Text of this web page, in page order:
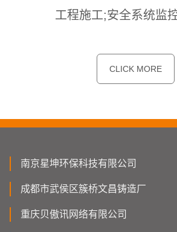
工程施工;安全系统监
CLICK MORE
南京星坤环保科技有限公司
成都市武侯区簇桥文昌铸造厂
重庆贝傲讯网络有限公司